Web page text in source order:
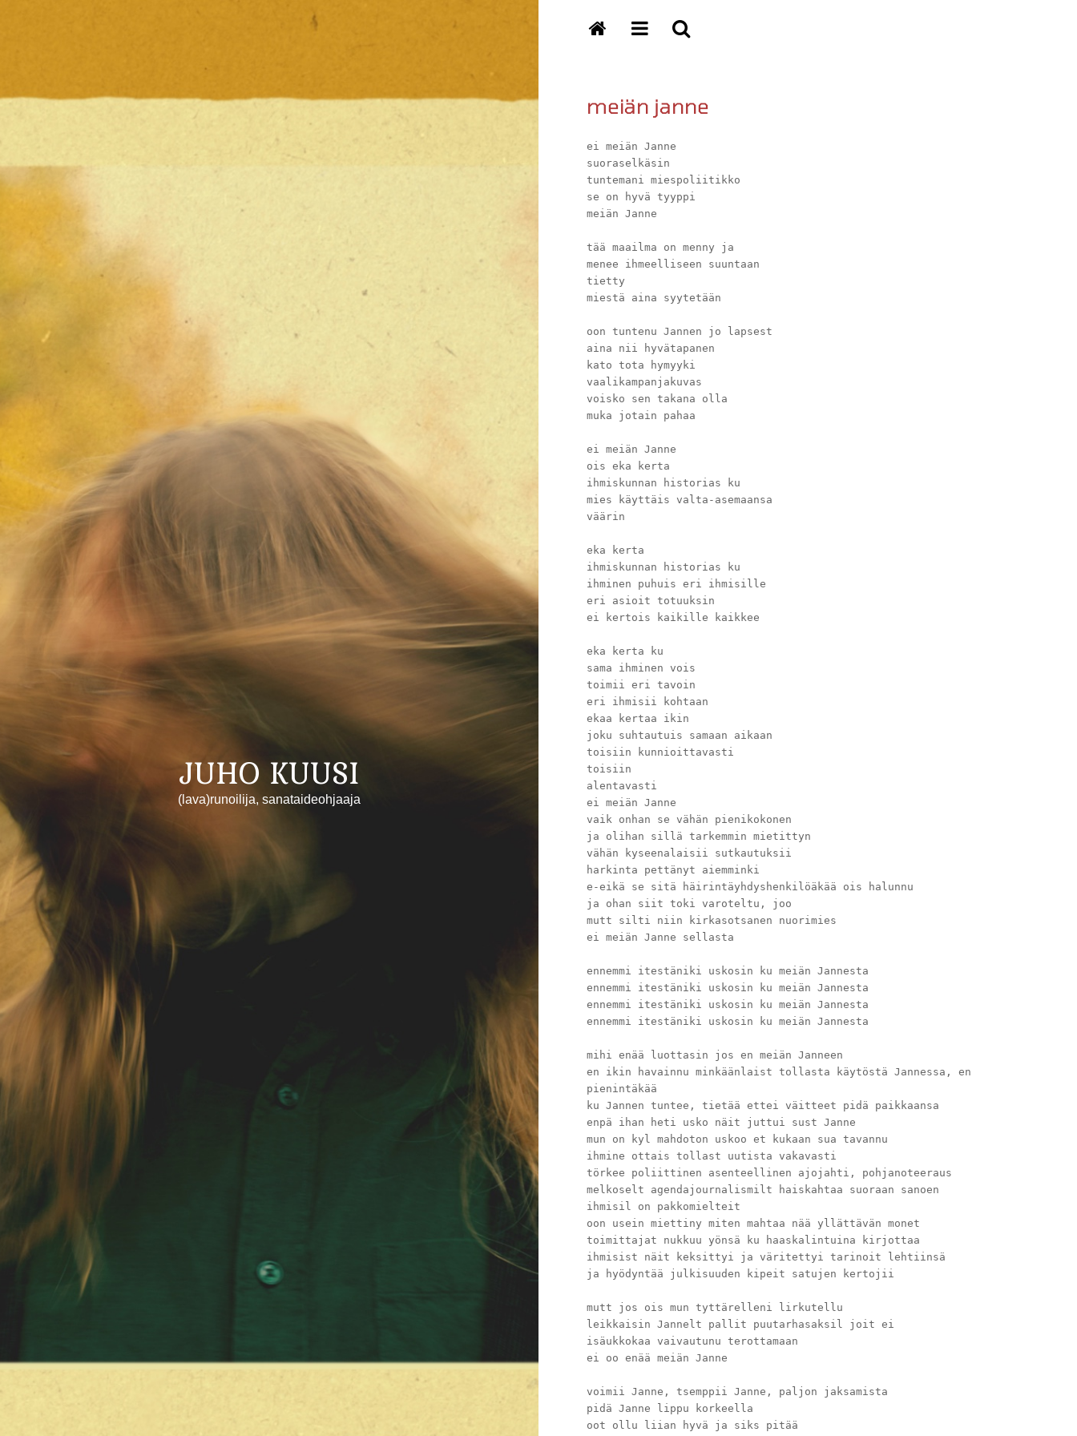
JUHO KUUSI
(lava)runoilija, sanataideohjaaja
meiän janne
ei meiän Janne
suoraselkäsin
tuntemani miespoliitikko
se on hyvä tyyppi
meiän Janne
tää maailma on menny ja
menee ihmeelliseen suuntaan
tietty
miestä aina syytetään
oon tuntenu Jannen jo lapsest
aina nii hyvätapanen
kato tota hymyyki
vaalikampanjakuvas
voisko sen takana olla
muka jotain pahaa
ei meiän Janne
ois eka kerta
ihmiskunnan historias ku
mies käyttäis valta-asemaansa
väärin
eka kerta
ihmiskunnan historias ku
ihminen puhuis eri ihmisille
eri asioit totuuksin
ei kertois kaikille kaikkee
eka kerta ku
sama ihminen vois
toimii eri tavoin
eri ihmisii kohtaan
ekaa kertaa ikin
joku suhtautuis samaan aikaan
toisiin kunnioittavasti
toisiin
alentavasti
ei meiän Janne
vaik onhan se vähän pienikokonen
ja olihan sillä tarkemmin mietittyn
vähän kyseenalaisii sutkautuksii
harkinta pettänyt aiemminki
e-eikä se sitä häirintäyhdyshenkilöäkää ois halunnu
ja ohan siit toki varoteltu, joo
mutt silti niin kirkasotsanen nuorimies
ei meiän Janne sellasta
ennemmi itestäniki uskosin ku meiän Jannesta
ennemmi itestäniki uskosin ku meiän Jannesta
ennemmi itestäniki uskosin ku meiän Jannesta
ennemmi itestäniki uskosin ku meiän Jannesta
mihi enää luottasin jos en meiän Janneen
en ikin havainnu minkäänlaist tollasta käytöstä Jannessa, en
pienintäkää
ku Jannen tuntee, tietää ettei väitteet pidä paikkaansa
enpä ihan heti usko näit juttui sust Janne
mun on kyl mahdoton uskoo et kukaan sua tavannu
ihmine ottais tollast uutista vakavasti
törkee poliittinen asenteellinen ajojahti, pohjanoteeraus
melkoselt agendajournalismilt haiskahtaa suoraan sanoen
ihmisil on pakkomielteit
oon usein miettiny miten mahtaa nää yllättävän monet
toimittajat nukkuu yönsä ku haaskalintuina kirjottaa
ihmisist näit keksittyi ja väritettyi tarinoit lehtiinsä
ja hyödyntää julkisuuden kipeit satujen kertojii
mutt jos ois mun tyttärelleni lirkutellu
leikkaisin Jannelt pallit puutarhasaksil joit ei
isäukkokaa vaivautunu terottamaan
ei oo enää meiän Janne
voimii Janne, tsemppii Janne, paljon jaksamista
pidä Janne lippu korkeella
oot ollu liian hyvä ja siks pitää